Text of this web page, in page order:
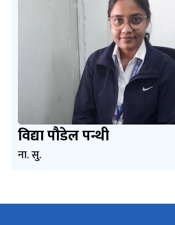
विद्या पौडेल पन्थी
ना. सु.